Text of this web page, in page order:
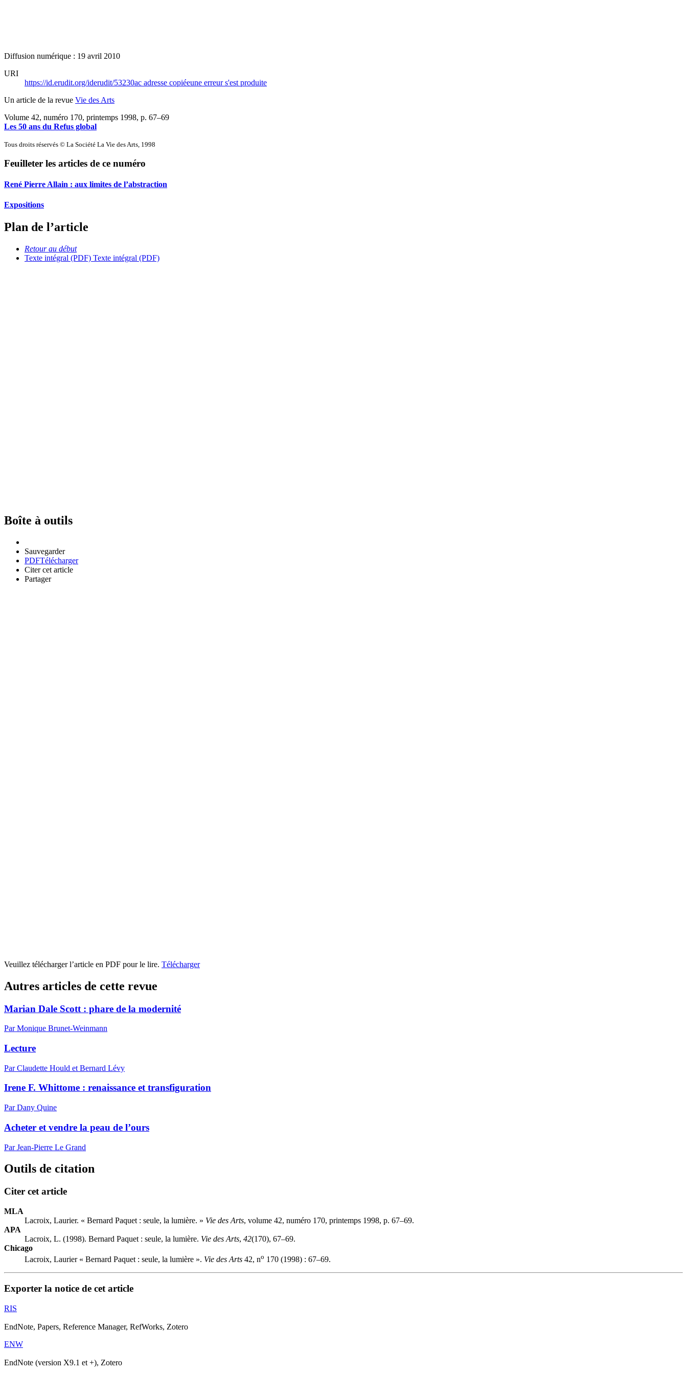
Diffusion numérique : 19 avril 2010
URI
https://id.erudit.org/iderudit/53230ac adresse copiéeune erreur s'est produite
Un article de la revue Vie des Arts
Volume 42, numéro 170, printemps 1998, p. 67–69
Les 50 ans du Refus global
Tous droits réservés © La Société La Vie des Arts, 1998
Feuilleter les articles de ce numéro
René Pierre Allain : aux limites de l’abstraction
Expositions
Plan de l’article
Retour au début
Texte intégral (PDF) Texte intégral (PDF)
Boîte à outils
Sauvegarder
PDFTélécharger
Citer cet article
Partager
Veuillez télécharger l’article en PDF pour le lire. Télécharger
Autres articles de cette revue
Marian Dale Scott : phare de la modernité
Par Monique Brunet-Weinmann
Lecture
Par Claudette Hould et Bernard Lévy
Irene F. Whittome : renaissance et transfiguration
Par Dany Quine
Acheter et vendre la peau de l’ours
Par Jean-Pierre Le Grand
Outils de citation
Citer cet article
MLA
Lacroix, Laurier. « Bernard Paquet : seule, la lumière. » Vie des Arts, volume 42, numéro 170, printemps 1998, p. 67–69.
APA
Lacroix, L. (1998). Bernard Paquet : seule, la lumière. Vie des Arts, 42(170), 67–69.
Chicago
Lacroix, Laurier « Bernard Paquet : seule, la lumière ». Vie des Arts 42, no 170 (1998) : 67–69.
Exporter la notice de cet article
RIS
EndNote, Papers, Reference Manager, RefWorks, Zotero
ENW
EndNote (version X9.1 et +), Zotero